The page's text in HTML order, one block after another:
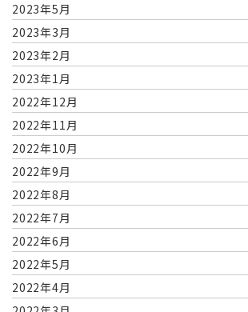
2023年5月
2023年3月
2023年2月
2023年1月
2022年12月
2022年11月
2022年10月
2022年9月
2022年8月
2022年7月
2022年6月
2022年5月
2022年4月